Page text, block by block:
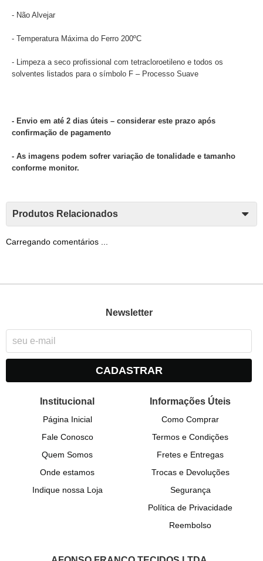
- Não Alvejar
- Temperatura Máxima do Ferro 200ºC
- Limpeza a seco profissional com tetracloroetileno e todos os
solventes listados para o símbolo F – Processo Suave
- Envio em até 2 dias úteis – considerar este prazo após
confirmação de pagamento
- As imagens podem sofrer variação de tonalidade e tamanho
conforme monitor.
Produtos Relacionados
Carregando comentários ...
Newsletter
CADASTRAR
Institucional
Página Inicial
Fale Conosco
Quem Somos
Onde estamos
Indique nossa Loja
Informações Úteis
Como Comprar
Termos e Condições
Fretes e Entregas
Trocas e Devoluções
Segurança
Política de Privacidade
Reembolso